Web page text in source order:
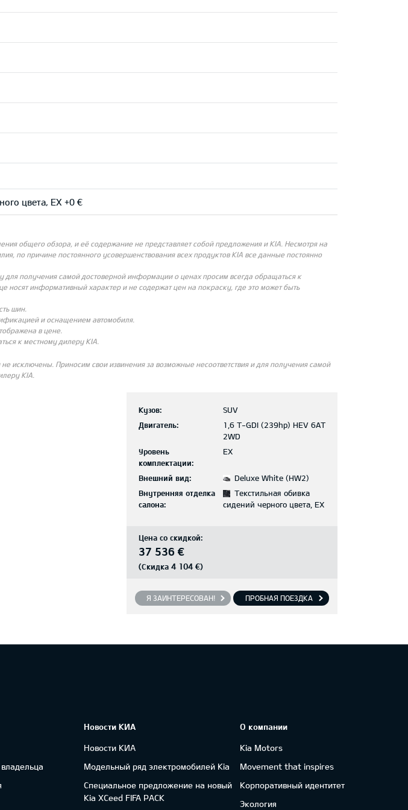
цвета, EX +0 €
общего обзора, и её содержание не представляет собой предложения и KIA. Несмотря на
по причине постоянного усовершенствования всех продуктов KIA все данные постоянно
для получения самой достоверной информации о ценах просим всегда обращаться к
информативный характер и не содержат цен на покраску, где это может быть
шин.
и оснащением автомобиля.
в цене.
к местному дилеру KIA.
исключены. Приносим свои извинения за возможные несоответствия и для получения самой
KIA.
Кузов:
SUV
Двигатель:
1,6 T-GDI (239hp) HEV 6AT
2WD
Уровень
комплектации:
EX
Внешний вид:
Deluxe White (HW2)
Внутренняя отделка
салона:
Текстильная обивка
сидений черного цвета, EX
Цена со скидкой:
37 536 €
(Скидка 4 104 €)
Я ЗАИНТЕРЕСОВАН! ПРОБНАЯ ПОЕЗДКА
Новости КИА
Новости КИА
Модельный ряд электромобилей Kia
Специальное предложение на новый
Kia XCeed FIFA PACK
О компании
Kia Motors
Movement that inspires
Корпоративный идентитет
Экология